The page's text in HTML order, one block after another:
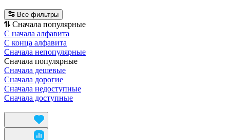
Все фильтры
Сначала популярные
С начала алфавита
С конца алфавита
Сначала непопулярные
Сначала популярные
Сначала дешевые
Сначала дорогие
Сначала недоступные
Сначала доступные